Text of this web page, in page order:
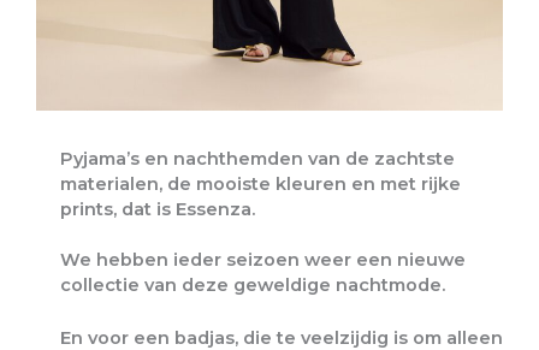
Pyjama’s en nachthemden van de zachtste
materialen, de mooiste kleuren en met rijke
prints, dat is Essenza.
We hebben ieder seizoen weer een nieuwe
collectie van deze geweldige nachtmode.
En voor een badjas, die te veelzijdig is om alleen